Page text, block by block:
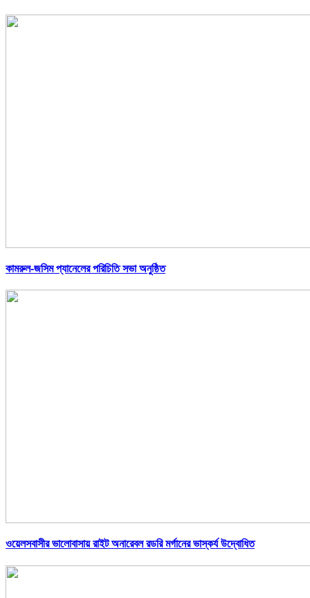
কামরুল-জসিম প্যানেলের পরিচিতি সভা অনুষ্ঠিত
ওয়েলসবাসীর ভালোবাসায় রাইট অনারেবল রডরি মর্গানের ভাস্কর্য উদ্বোধিত